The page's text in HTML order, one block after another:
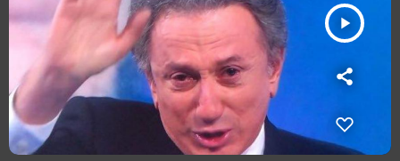
play_arrow